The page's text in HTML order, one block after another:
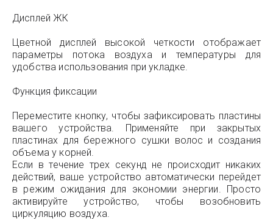
Дисплей ЖК
Цветной дисплей высокой четкости отображает
параметры потока воздуха и температуры для
удобства использования при укладке.
Функция фиксации
Переместите кнопку, чтобы зафиксировать пластины
вашего устройства. Применяйте при закрытых
пластинах для бережного сушки волос и создания
объема у корней.
Если в течение трех секунд не происходит никаких
действий, ваше устройство автоматически перейдет
в режим ожидания для экономии энергии. Просто
активируйте устройство, чтобы возобновить
циркуляцию воздуха.